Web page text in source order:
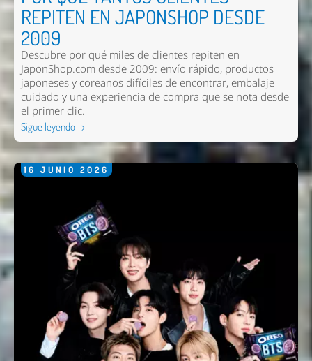
REPITEN EN JAPONSHOP DESDE
2009
Descubre por qué miles de clientes repiten en
JaponShop.com desde 2009: envío rápido, productos
japoneses y coreanos difíciles de encontrar, embalaje
cuidado y una experiencia de compra que se nota desde
el primer clic.
Sigue leyendo →
16 JUNIO 2026